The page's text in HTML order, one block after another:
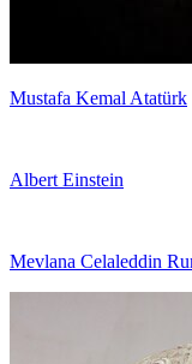
Mustafa Kemal Atatürk
Albert Einstein
Mevlana Celaleddin